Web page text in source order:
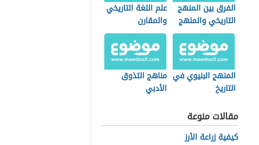
الفرق بين المنهج
التاريخي والمنهج
الاجتماعي
علم اللغة التاريخي
والمقارن
المنهج البنيوي في
التاريخ
مناهج التذوق
الأدبي
مقالات منوعة
كيفية زراعة الأرز